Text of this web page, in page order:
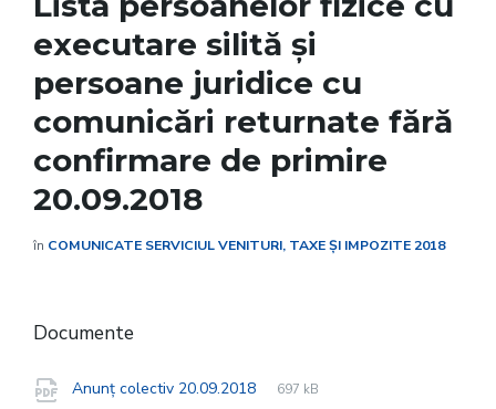
executare silită și
persoane juridice cu
comunicări returnate fără
confirmare de primire
20.09.2018
în COMUNICATE SERVICIUL VENITURI, TAXE ȘI IMPOZITE 2018
Documente
Anunț colectiv 20.09.2018
File
pdf
File
697 kB